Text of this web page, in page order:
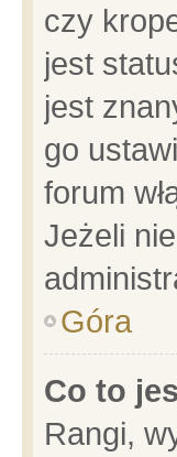
czy
jest
jest
go
forum
Jeżeli
Góra
Co to
Rangi,